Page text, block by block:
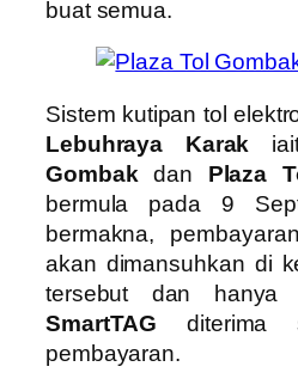
buat semua.
Sistem kutipan tol
Lebuhraya Karak
Gombak dan Plaza
bermula pada 9
bermakna,
akan dimansuhkan di
tersebut dan hanya
SmartTAG diterima
pembayaran.